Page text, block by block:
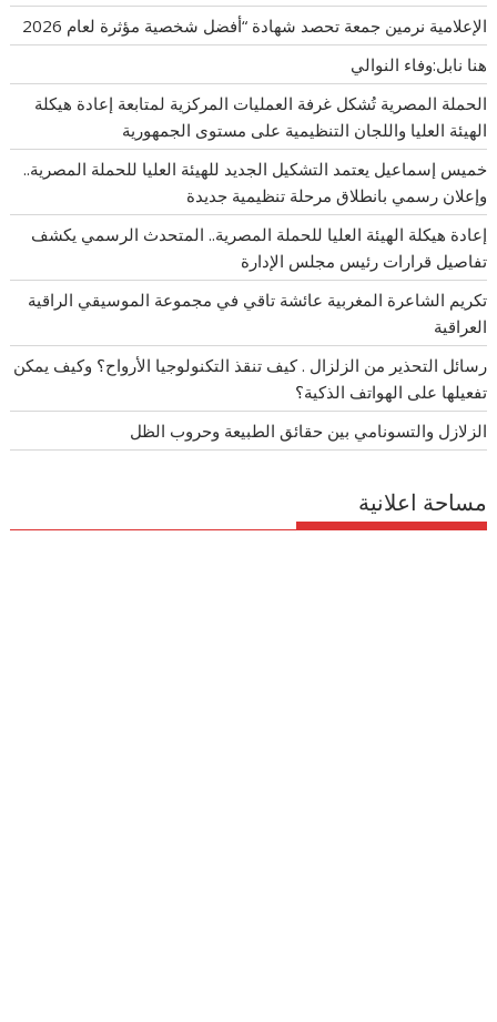
الإعلامية نرمين جمعة تحصد شهادة “أفضل شخصية مؤثرة لعام 2026
هنا نابل:وفاء النوالي
الحملة المصرية تُشكل غرفة العمليات المركزية لمتابعة إعادة هيكلة
الهيئة العليا واللجان التنظيمية على مستوى الجمهورية
خميس إسماعيل يعتمد التشكيل الجديد للهيئة العليا للحملة المصرية..
وإعلان رسمي بانطلاق مرحلة تنظيمية جديدة
إعادة هيكلة الهيئة العليا للحملة المصرية.. المتحدث الرسمي يكشف
تفاصيل قرارات رئيس مجلس الإدارة
تكريم الشاعرة المغربية عائشة تاقي في مجموعة الموسيقي الراقية
العراقية
رسائل التحذير من الزلزال . كيف تنقذ التكنولوجيا الأرواح؟ وكيف يمكن
تفعيلها على الهواتف الذكية؟
الزلازل والتسونامي بين حقائق الطبيعة وحروب الظل
مساحة اعلانية